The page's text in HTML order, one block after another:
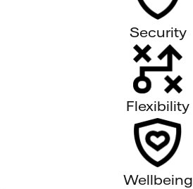
Security
Flexibility
Wellbeing